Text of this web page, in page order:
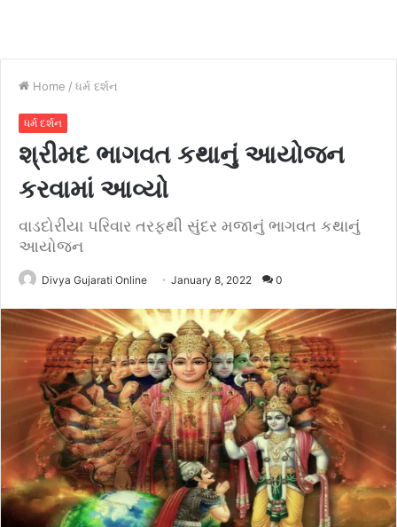
Home / ધર્મ દર્શન
ધર્મ દર્શન
શ્રીમદ ભાગવત કથાનું આયોજન
કરવામાં આવ્યો
વાડદોરીયા પરિવાર તરફથી સુંદર મજાનું ભાગવત કથાનું
આયોજન
Divya Gujarati Online January 8, 2022 0